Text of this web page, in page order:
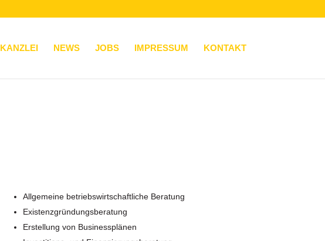
KANZLEI NEWS JOBS IMPRESSUM KONTAKT
Allgemeine betriebswirtschaftliche Beratung
Existenzgründungsberatung
Erstellung von Businessplänen